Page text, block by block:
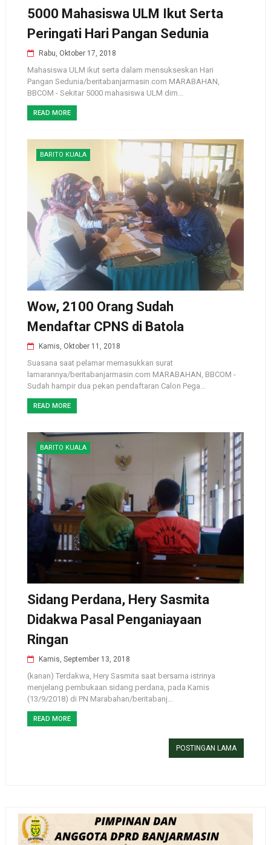
5000 Mahasiswa ULM Ikut Serta
Peringati Hari Pangan Sedunia
Rabu, Oktober 17, 2018
Mahasiswa ULM ikut serta dalam mensukseskan Hari
Pangan Sedunia/beritabanjarmasin.com MARABAHAN,
BBCOM - Sekitar 5000 mahasiswa ULM dim...
READ MORE
BARITO KUALA
Wow, 2100 Orang Sudah
Mendaftar CPNS di Batola
Kamis, Oktober 11, 2018
Suasana saat pelamar memasukkan surat
lamarannya/beritabanjarmasin.com MARABAHAN, BBCOM -
Sudah hampir dua pekan pendaftaran Calon Pega...
READ MORE
BARITO KUALA
Sidang Perdana, Hery Sasmita
Didakwa Pasal Penganiayaan
Ringan
Kamis, September 13, 2018
(kanan) Terdakwa, Hery Sasmita saat bersama istrinya
menjelang pembukaan sidang perdana, pada Kamis
(13/9/2018) di PN Marabahan/beritabanj...
READ MORE
POSTINGAN LAMA